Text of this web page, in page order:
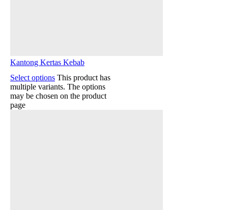
Kantong Kertas Kebab
Select options This product has
multiple variants. The options
may be chosen on the product
page